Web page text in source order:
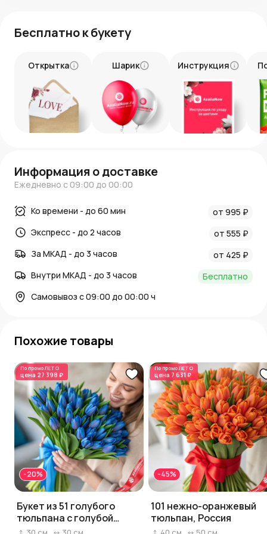
Бесплатно к букету
Открытка Шарик Инструкция
Информация о доставке
Ежедневно с 09:00 до 00:00
Ко времени - до 60 мин
от 995 ₽
Экспресс - до 2 часов
от 555 ₽
За МКАД - до 3 часов
от 425 ₽
Внутри МКАД - до 3 часов
Бесплатно
Самовывоз с 09:00 до 00:00 ч
Похожие товары
По промоЛЕТО
цена 27 398 ₽
-20%
Букет из 51 голубого
тюльпана с голубой
лентой, Россия
По промоЛЕТО
цена 7 631 ₽
-45%
101 нежно-оранжевый
тюльпан, Россия